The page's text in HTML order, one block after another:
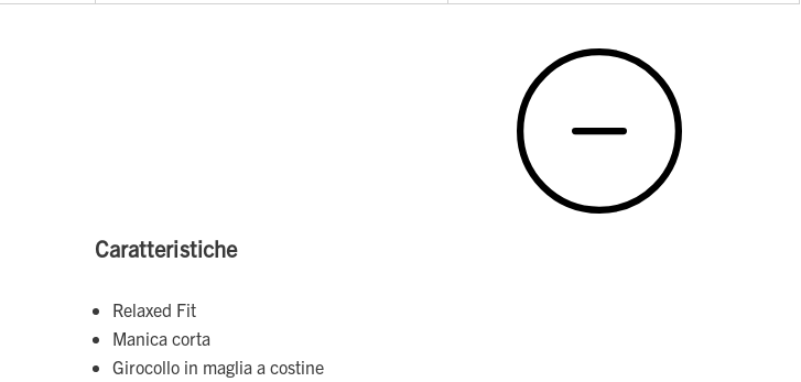
Caratteristiche
Relaxed Fit
Manica corta
Girocollo in maglia a costine